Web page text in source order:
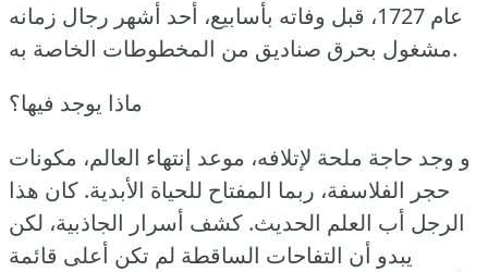
عام 1727، قبل وفاته بأسابيع، أحد أشهر رجال زمانه
مشغول بحرق صناديق من المخطوطات الخاصة به.
ماذا يوجد فيها؟
و وجد حاجة ملحة لإتلافه، موعد إنتهاء العالم، مكونات
حجر الفلاسفة، ربما المفتاح للحياة الأبدية. كان هذا
الرجل أب العلم الحديث. كشف أسرار الجاذبية، لكن
يبدو أن التفاحات الساقطة لم تكن أعلى قائمة